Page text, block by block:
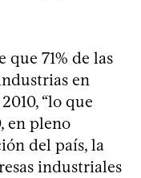
que 71% de las
en
“lo que
en pleno
del país, la
industriales